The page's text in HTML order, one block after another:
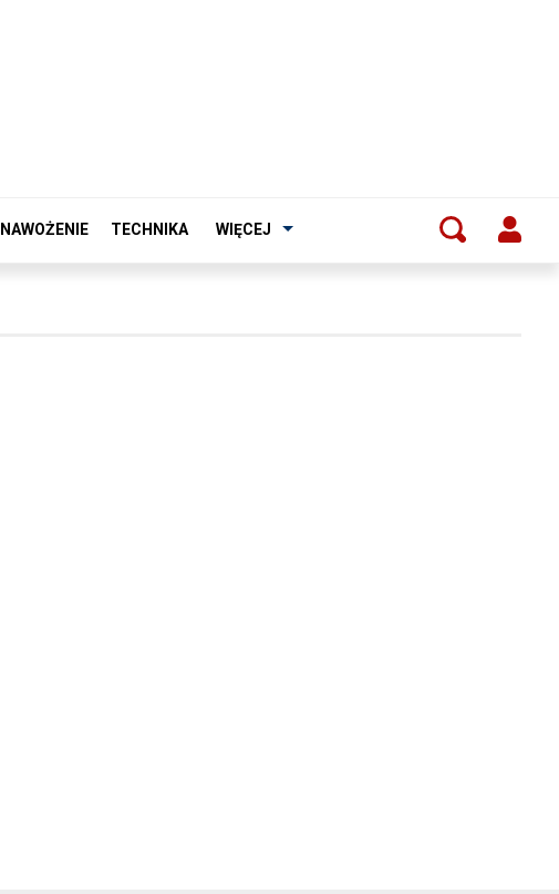
NAWOŻENIE TECHNIKA WIĘCEJ